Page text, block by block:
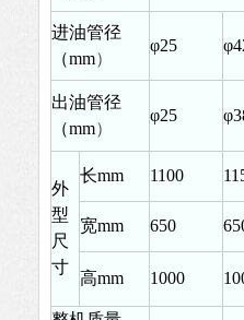
进油管径
（mm）
φ25
出油管径
（mm）
φ25
外
型
尺
寸
长mm 1100
宽mm 650
高mm 1000